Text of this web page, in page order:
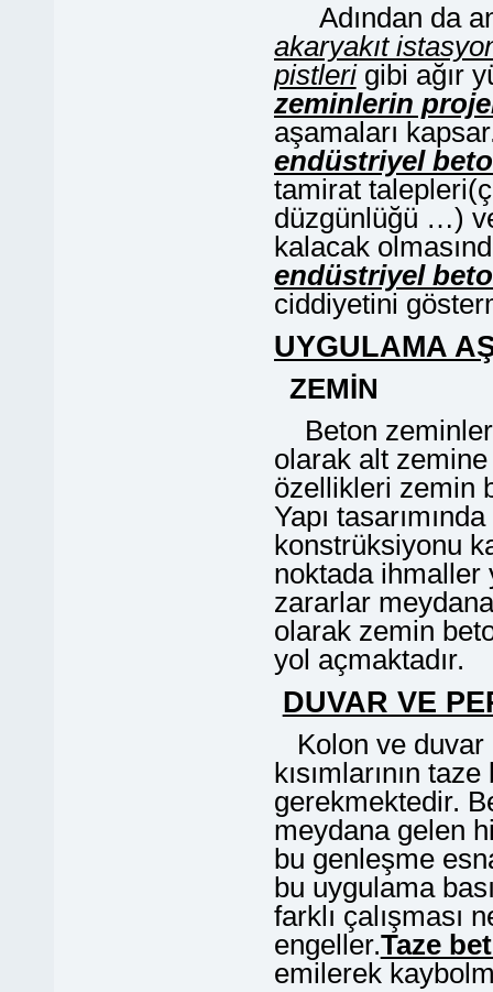
Adından da
akaryakıt
pistlerigibi ağır
zeminlerin
aşamaları
endüstriyel
tamirat
düzgünlüğü …)
kalacak
endüstriyel
ciddiyetini
UYGULAMA
ZEMİN
Beton zeminler
olarak alt
özellikleri zemin
Yapı
konstrüksiyonu
noktada ihmaller
zararlar
olarak zemin
yol açmaktadır.
DUVAR VE
Kolon ve duvar
kısımlarının
gerekmektedir.
meydana gelen
bu genleşme
bu uygulama
farklı çalışması
engeller.Taze
emilerek